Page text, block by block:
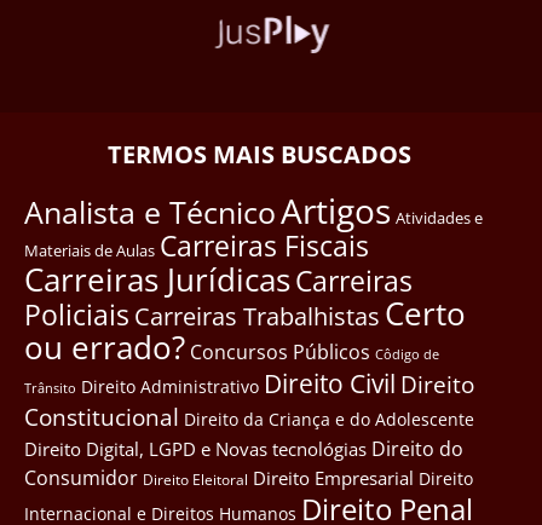
TERMOS MAIS BUSCADOS
Analista e TécnicoArtigos Atividades e
Materiais de Aulas Carreiras Fiscais
Carreiras JurídicasCarreiras
Policiais Carreiras Trabalhistas Certo
ou errado? Concursos Públicos Côdigo de
Trânsito Direito Administrativo Direito Civil Direito
Constitucional Direito da Criança e do Adolescente
Direito Digital, LGPD e Novas tecnológias Direito do
Consumidor Direito Eleitoral Direito Empresarial Direito
Internacional e Direitos Humanos Direito Penal